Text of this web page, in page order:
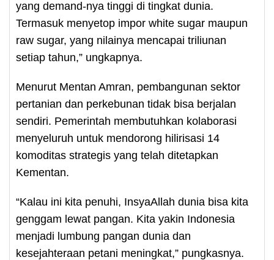
yang demand-nya tinggi di tingkat dunia.
Termasuk menyetop impor white sugar maupun
raw sugar, yang nilainya mencapai triliunan
setiap tahun,” ungkapnya.
Menurut Mentan Amran, pembangunan sektor
pertanian dan perkebunan tidak bisa berjalan
sendiri. Pemerintah membutuhkan kolaborasi
menyeluruh untuk mendorong hilirisasi 14
komoditas strategis yang telah ditetapkan
Kementan.
“Kalau ini kita penuhi, InsyaAllah dunia bisa kita
genggam lewat pangan. Kita yakin Indonesia
menjadi lumbung pangan dunia dan
kesejahteraan petani meningkat,” pungkasnya.